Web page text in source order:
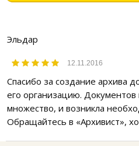
Эльдар
12.11.2016
Спасибо за создание архива
его организацию.
множество, и возникла
Обращайтесь в «Архивист»,